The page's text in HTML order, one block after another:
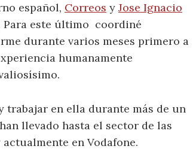
español, Correos y Jose Ignacio
Para este último coordiné
durante varios meses primero a
humanamente
trabajar en ella durante más de un
llevado hasta el sector de las
en Vodafone.